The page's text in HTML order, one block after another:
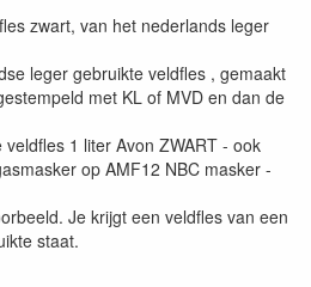
zwart, van het nederlands leger
leger gebruikte veldfles , gemaakt
met KL of MVD en dan de
1 liter Avon ZWART - ook
op AMF12 NBC masker -
Je krijgt een veldfles van een
staat.